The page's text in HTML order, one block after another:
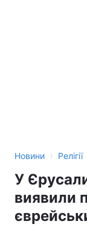
Новини › Релігії
У
виявили